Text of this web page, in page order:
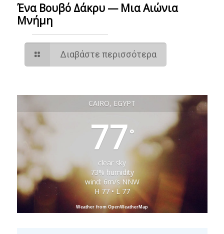
Ένα Βουβό Δάκρυ — Μια Αιώνια
Μνήμη
Διαβάστε περισσότερα
CAIRO, EGYPT
77°
clear sky
73% humidity
wind: 6m/s NNW
H 77 • L 77
Weather from OpenWeatherMap